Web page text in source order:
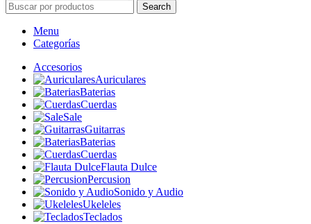
Search
Menu
Categorías
Accesorios
Auriculares
Baterias
Cuerdas
Sale
Guitarras
Baterias
Cuerdas
Flauta Dulce
Percusion
Sonido y Audio
Ukeleles
Teclados